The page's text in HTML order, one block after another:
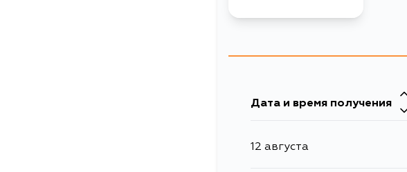
Дата и время получения
12 августа